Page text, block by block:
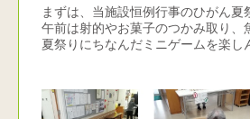
まずは、当施設恒例行事のひがん夏
午前は射的やお菓子のつかみ取り、
夏祭りにちなんだミニゲームを楽し